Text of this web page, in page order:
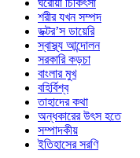
ঘরোয়া চিকিৎসা
শরীর যখন সম্পদ
ডক্টর’স ডায়েরি
স্বাস্থ্য আন্দোলন
সরকারি কড়চা
বাংলার মুখ
বহির্বিশ্ব
তাহাদের কথা
অন্ধকারের উৎস হতে
সম্পাদকীয়
ইতিহাসের সরণি